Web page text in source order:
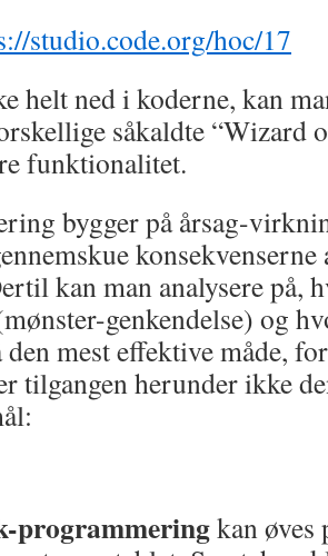
studio.code.org/hoc/17
helt ned i koderne, kan
såkaldte “Wizard
funktionalitet.
bygger på årsag-
kan man analysere på,
genkendelse) og
mest effektive måde,
tilgangen herunder ikke
programmeringkan øves